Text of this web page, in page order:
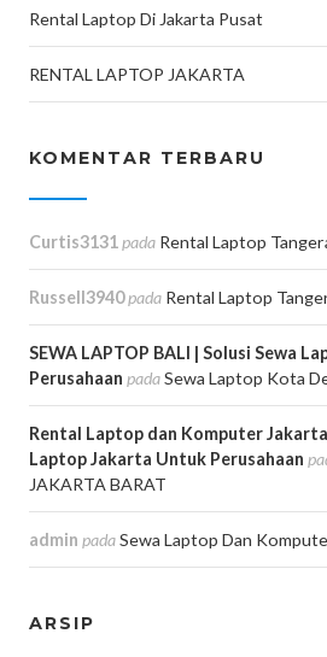
Rental Laptop Di Jakarta Pusat
RENTAL LAPTOP JAKARTA
KOMENTAR TERBARU
Curtis3131pada Rental Laptop
Russell3940pada Rental Laptop
SEWA LAPTOP BALI | Solusi Sewa
Perusahaan padaSewa Laptop Kota
Rental Laptop dan Komputer
Laptop Jakarta Untuk Perusahaan
JAKARTA BARAT
admin padaSewa Laptop Dan
ARSIP